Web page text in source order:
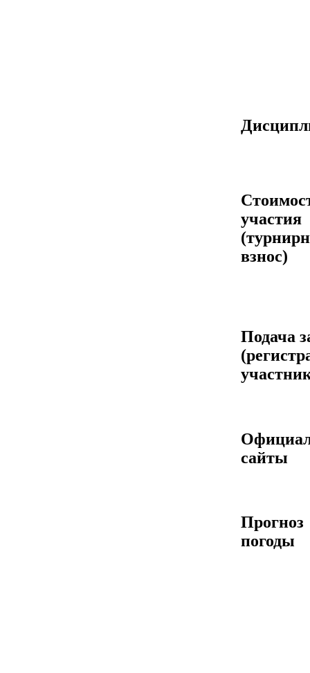
участия
взнос)
Подача
сайты
Прогноз
погоды